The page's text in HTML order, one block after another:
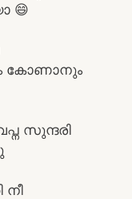
😄
കോണാനും
സുന്ദരി
നീ